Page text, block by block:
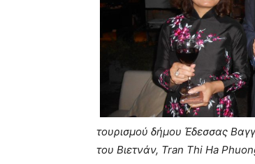
τουρισμού δήμου Έδεσσας
του Βιετνάν, Tran Thi Ha